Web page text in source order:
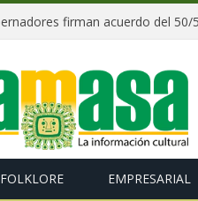
FOLKLORE EMPRESARIAL